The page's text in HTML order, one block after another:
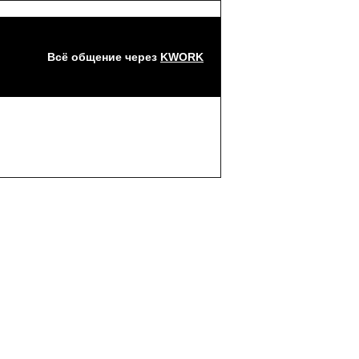
Всё общение через KWORK